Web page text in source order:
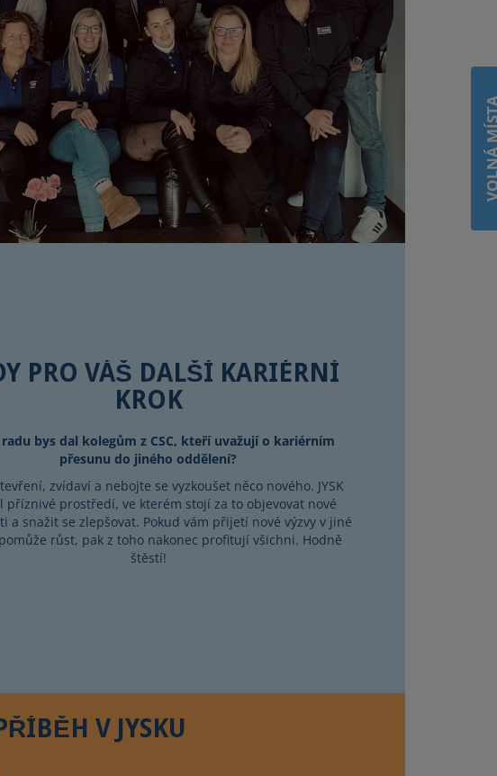
PRO VÁŠ DALŠÍ KARIÉRNÍ
KROK
radu bys dal kolegům z CSC, kteří uvažují o kariérním
přesunu do jiného oddělení?
zvídaví a nebojte se vyzkoušet něco nového. JYSK
příznivé prostředí, ve kterém stojí za to objevovat nové
a snažit se zlepšovat. Pokud vám přijetí nové výzvy v jiné
růst, pak z toho nakonec profitují všichni. Hodně
štěstí!
V JYSKU